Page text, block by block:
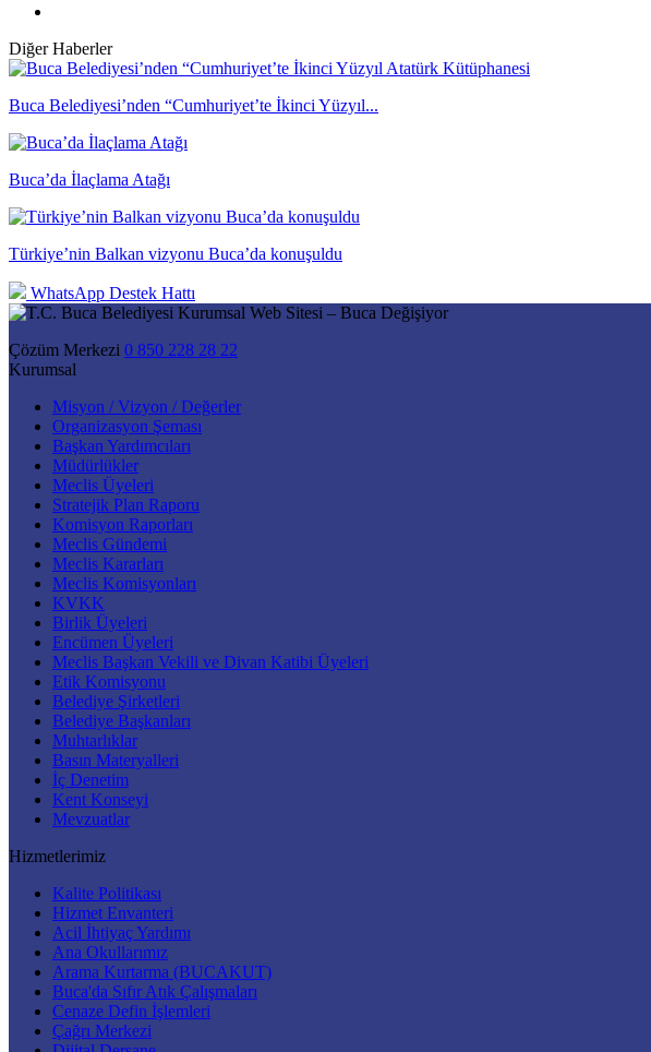
Diğer Haberler
Buca Belediyesi’nden “Cumhuriyet’te İkinci Yüzyıl...
Buca’da İlaçlama Atağı
Türkiye’nin Balkan vizyonu Buca’da konuşuldu
WhatsApp Destek Hattı
Çözüm Merkezi 0 850 228 28 22
Kurumsal
Misyon / Vizyon / Değerler
Organizasyon Şeması
Başkan Yardımcıları
Müdürlükler
Meclis Üyeleri
Stratejik Plan Raporu
Komisyon Raporları
Meclis Gündemi
Meclis Kararları
Meclis Komisyonları
KVKK
Birlik Üyeleri
Encümen Üyeleri
Meclis Başkan Vekili ve Divan Katibi Üyeleri
Etik Komisyonu
Belediye Şirketleri
Belediye Başkanları
Muhtarlıklar
Basın Materyalleri
İç Denetim
Kent Konseyi
Mevzuatlar
Hizmetlerimiz
Kalite Politikası
Hizmet Envanteri
Acil İhtiyaç Yardımı
Ana Okullarımız
Arama Kurtarma (BUCAKUT)
Buca'da Sıfır Atık Çalışmaları
Cenaze Defin İşlemleri
Çağrı Merkezi